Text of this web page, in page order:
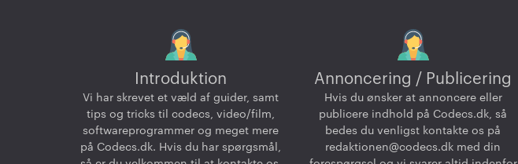
Introduktion
Vi har skrevet et væld af guider, samt
tips og tricks til codecs, video/film,
softwareprogrammer og meget mere
på Codecs.dk. Hvis du har spørgsmål,
Annoncering / Publicering
Hvis du ønsker at annoncere eller
publicere indhold på Codecs.dk, så
bedes du venligst kontakte os på
redaktionen@codecs.dk med din